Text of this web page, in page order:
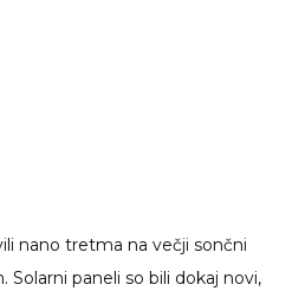
nano tretma na večji sončni
Solarni paneli so bili dokaj novi,